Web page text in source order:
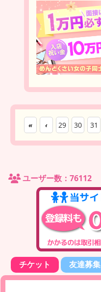
« ‹ 29 30 31
ユーザー数：76112
チケット 友達募集